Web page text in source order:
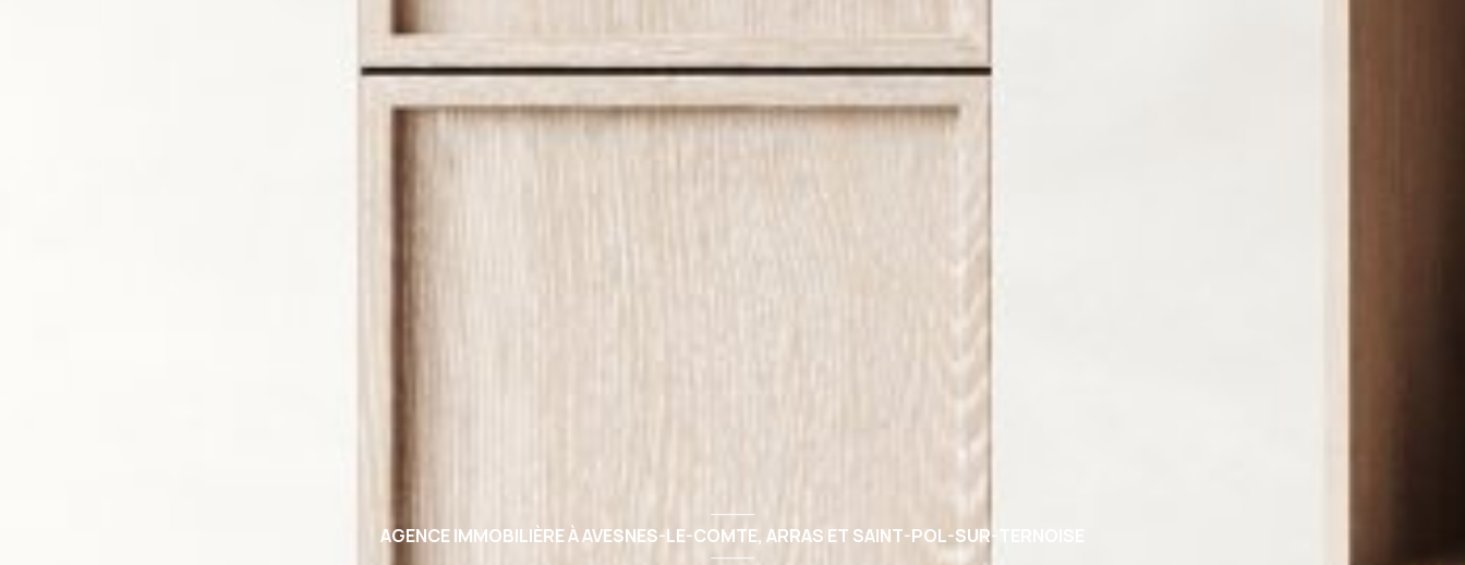
AGENCE IMMOBILIÈRE À AVESNES-LE-COMTE, ARRAS ET SAINT-POL-SUR-TERNOISE